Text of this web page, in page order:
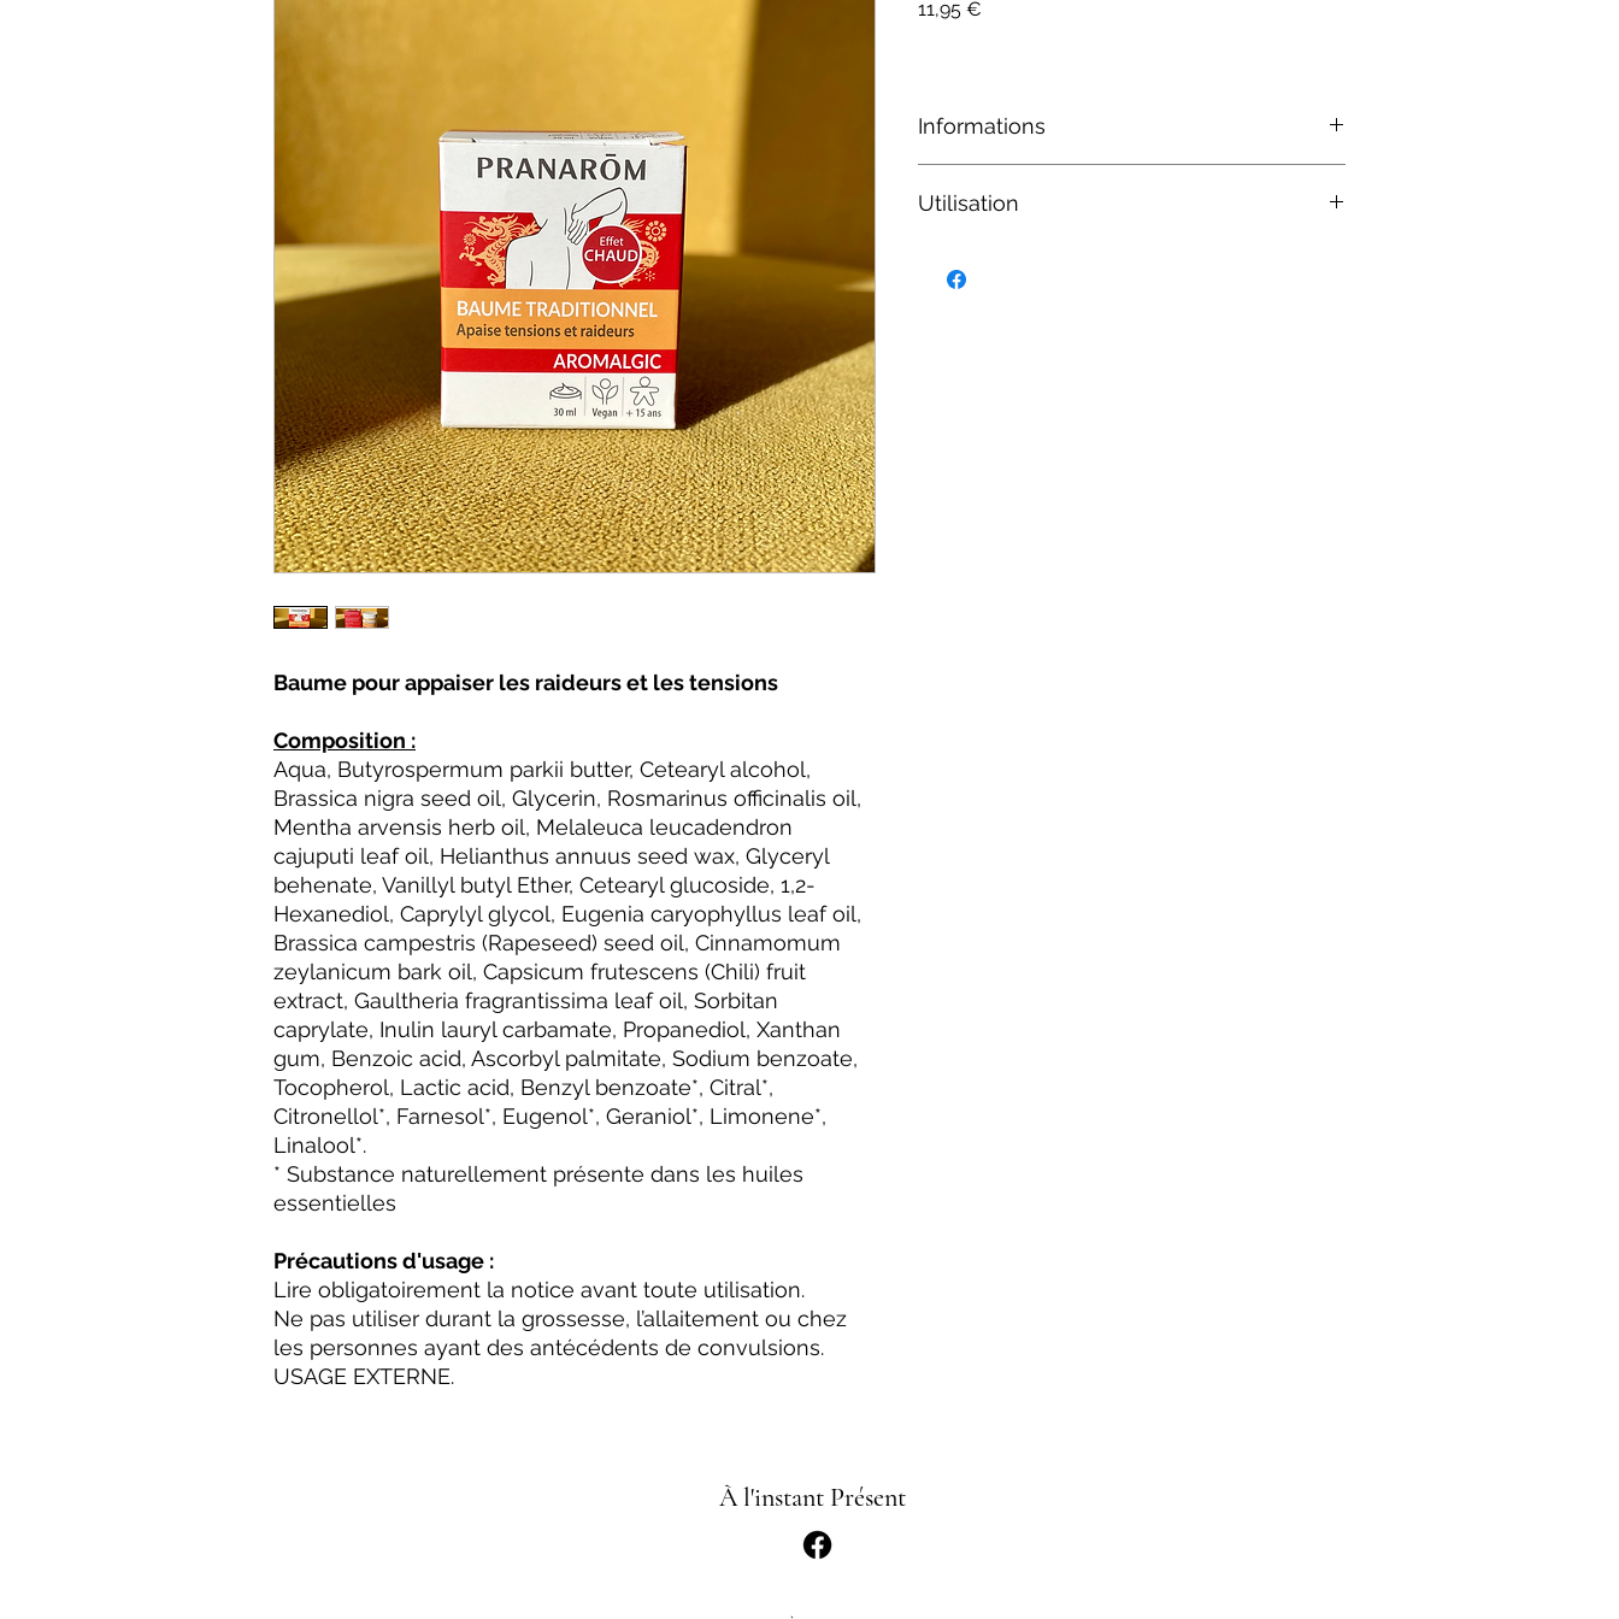
Baume pour appaiser les raideurs et les tensions
Composition :
Aqua, Butyrospermum parkii butter, Cetearyl alcohol,
Brassica nigra seed oil, Glycerin, Rosmarinus officinalis oil,
Mentha arvensis herb oil, Melaleuca leucadendron
cajuputi leaf oil, Helianthus annuus seed wax, Glyceryl
behenate, Vanillyl butyl Ether, Cetearyl glucoside, 1,2-
Hexanediol, Caprylyl glycol, Eugenia caryophyllus leaf oil,
Brassica campestris (Rapeseed) seed oil, Cinnamomum
zeylanicum bark oil, Capsicum frutescens (Chili) fruit
extract, Gaultheria fragrantissima leaf oil, Sorbitan
caprylate, Inulin lauryl carbamate, Propanediol, Xanthan
gum, Benzoic acid, Ascorbyl palmitate, Sodium benzoate,
Tocopherol, Lactic acid, Benzyl benzoate*, Citral*,
Citronellol*, Farnesol*, Eugenol*, Geraniol*, Limonene*,
Linalool*.
* Substance naturellement présente dans les huiles
essentielles
Précautions d'usage :
Lire obligatoirement la notice avant toute utilisation.
Ne pas utiliser durant la grossesse, l’allaitement ou chez
les personnes ayant des antécédents de convulsions.
USAGE EXTERNE.
11,95 €
Informations
Utilisation
légèrement. Ne pas appliquer plus d’une noisette (1gr)
À l'instant Présent